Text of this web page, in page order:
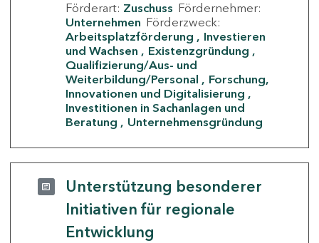
Förderart: Zuschuss Fördernehmer:
Unternehmen Förderzweck:
Arbeitsplatzförderung
Investieren
und Wachsen
Existenzgründung
Qualifizierung/Aus- und
Weiterbildung/Personal
Forschung,
Innovationen und Digitalisierung
Investitionen in Sachanlagen und
Beratung
Unternehmensgründung
Unterstützung besonderer
Initiativen für regionale
Entwicklung